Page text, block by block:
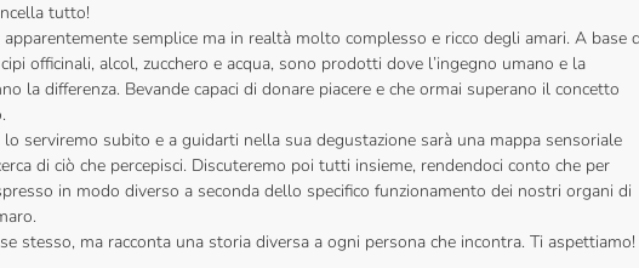
tutto!
semplice ma in realtà molto complesso e ricco degli amari. A base
officinali, alcol, zucchero e acqua, sono prodotti dove l’ingegno umano e la
la differenza. Bevande capaci di donare piacere e che ormai superano il concetto
serviremo subito e a guidarti nella sua degustazione sarà una mappa sensoriale
di ciò che percepisci. Discuteremo poi tutti insieme, rendendoci conto che per
in modo diverso a seconda dello specifico funzionamento dei nostri organi di
stesso, ma racconta una storia diversa a ogni persona che incontra. Ti aspettiamo!